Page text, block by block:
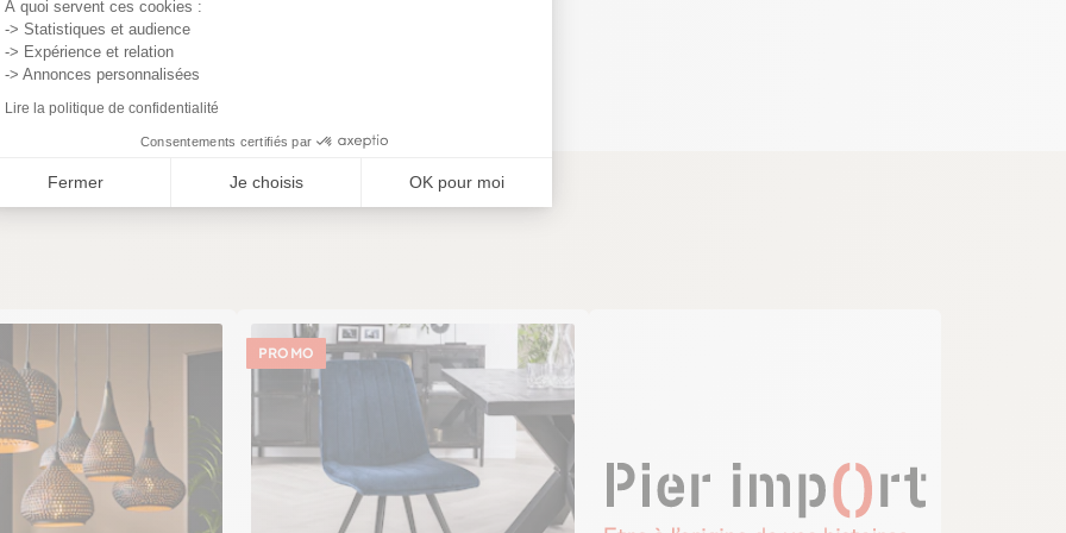
À quoi servent ces cookies :
-> Statistiques et audience
-> Expérience et relation
-> Annonces personnalisées
Lire la politique de confidentialité
Consentements certifiés par
Fermer Je choisis OK pour moi
collection JAVA sera installée dans une salle à manger
avec sa belle couleur, vous pourrez soit placer cette
une chambre à coucher, un salon ou tout autre espace
ne manqueront pas d'attirer votre attention.
légal de rétractation.
PROMO